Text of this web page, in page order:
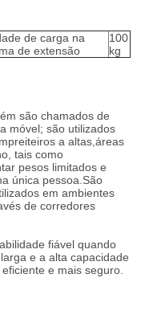
de carga na
de extensão
100
kg
são chamados de
móvel; são utilizados
a altas,áreas
tais como
pesos limitados e
única pessoa.São
em ambientes
de corredores
fiável quando
e a alta capacidade
e mais seguro.